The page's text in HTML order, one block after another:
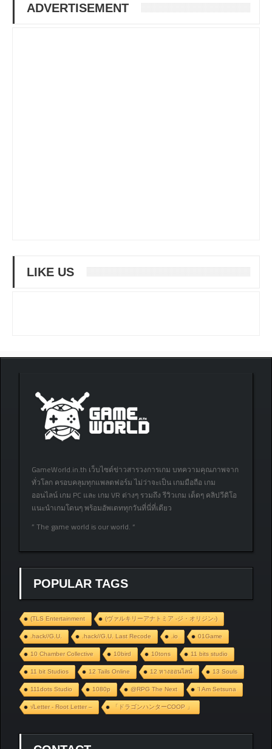
ADVERTISEMENT
LIKE US
GameWorld.in.th เว็บไซต์ข่าวสารวงการเกม บทความคุณภาพจาก
ทั่วโลก ครอบคลุมทุกแพลตฟอร์ม ไม่ว่าจะเป็น เกมมือถือ เกม
ออนไลน์ เกม PC และ เกม VR ต่างๆ รวมถึง รีวิวเกม เด็ดๆ คลิปวีดิโอ
แนะนำเกมโดนๆ พร้อมอัพเดททุกวันที่นี่ที่เดียว
” The game world is our world. “
POPULAR TAGS
(TLS Entertainment (ヴァルキリーアナトミア ‐ジ・オリジン‐)
.hack//G.U. .hack//G.U. Last Recode .io 01Game
10 Chamber Collective 10bird 10tons 11 bits studio
11 bit Studios 12 Tails Online 12 หางออนไลน์ 13 Souls
111dots Studio 1080p @RPG The Next ‘I Am Setsuna
√Letter - Root Letter – 「ドラゴンハンターCOOP 」